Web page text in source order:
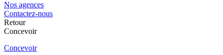
Nos agences
Contactez-nous
Retour
Concevoir
Concevoir